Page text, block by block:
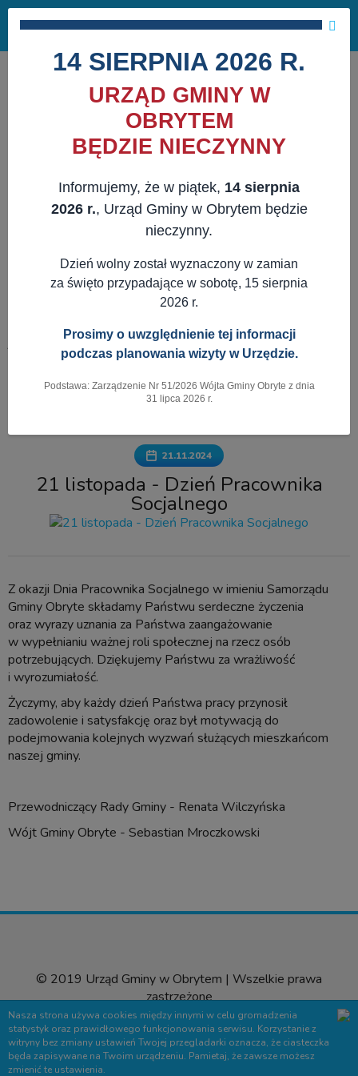
Masz pytania? 29 741 10 04
NAPISZ DO NAS
WWW.OBRYTE.PL AKTUALNOŚCI
Pokaż menu
21.11.2024
21 listopada - Dzień Pracownika
Socjalnego
Z okazji Dnia Pracownika Socjalnego w imieniu Samorządu
Gminy Obryte składamy Państwu serdeczne życzenia
oraz wyrazy uznania za Państwa zaangażowanie
w wypełnianiu ważnej roli społecznej na rzecz osób
potrzebujących. Dziękujemy Państwu za wrażliwość
i wyrozumiałość.
Życzymy, aby każdy dzień Państwa pracy przynosił
zadowolenie i satysfakcję oraz był motywacją do
podejmowania kolejnych wyzwań służących mieszkańcom
naszej gminy.
Przewodniczący Rady Gminy - Renata Wilczyńska
Wójt Gminy Obryte - Sebastian Mroczkowski
© 2019 Urząd Gminy w Obrytem | Wszelkie prawa
zastrzeżone
Wyślij sugestie
Projekt &cms:www.zstudio.pl
Nasza strona używa cookies między innymi w celu gromadzenia
statystyk oraz prawidłowego funkcjonowania serwisu. Korzystanie z
witryny bez zmiany ustawień Twojej przegladarki oznacza, że ciasteczka
będa zapisywane na Twoim urządzeniu. Pamietaj, że zawsze możesz
zmienić te ustawienia.
×
14 SIERPNIA 2026 R.
URZĄD GMINY W
OBRYTEM
BĘDZIE NIECZYNNY
Informujemy, że w piątek, 14 sierpnia
2026 r., Urząd Gminy w Obrytem będzie
nieczynny.
Dzień wolny został wyznaczony w zamian
za święto przypadające w sobotę, 15 sierpnia
2026 r.
Prosimy o uwzględnienie tej informacji
podczas planowania wizyty w Urzędzie.
Podstawa: Zarządzenie Nr 51/2026 Wójta Gminy Obryte z dnia
31 lipca 2026 r.